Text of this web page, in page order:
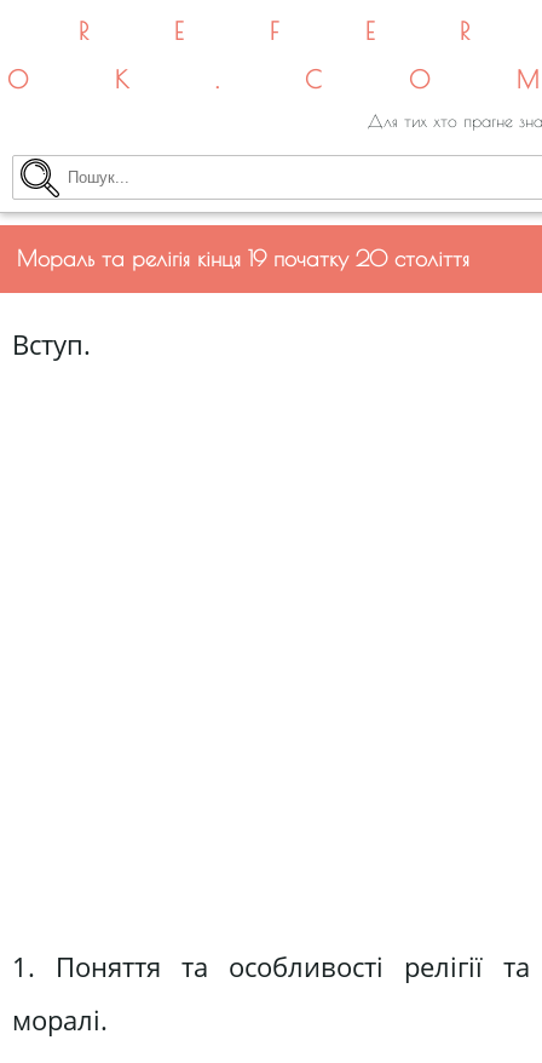
Для тих хто прагне
Мораль та релігія кінця 19 початку 20 століття
Вступ.
1. Поняття та особливості релігії та
моралі.